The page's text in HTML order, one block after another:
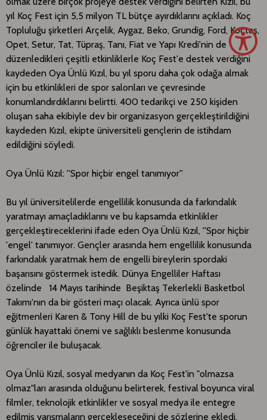
yıl Koç Fest için 5,5 milyon TL bütçe ayırdıklarını açıkladı. Koç
Topluluğu şirketleri Arçelik, Aygaz, Beko, Grundig, Ford, Koçtaş,
Opet, Setur, Tat, Tüpraş, Tanı, Fiat ve Yapı Kredi'nin de
düzenledikleri çeşitli etkinliklerle Koç Fest'e destek verdiğini
kaydeden Oya Ünlü Kızıl, bu yıl sporu daha çok odağa almak
için bu etkinlikleri de spor salonları ve çevresinde
konumlandırdıklarını belirtti. 400 tedarikçi ve 250 kişiden
oluşan saha ekibiyle dev bir organizasyon gerçekleştirildiğini
kaydeden Kızıl, ekipte üniversiteli gençlerin de istihdam
edildiğini söyledi.​
Oya Ünlü Kızıl: ''Spor hiçbir engel tanımıyor''
Bu yıl üniversitelilerde engellilik konusunda da farkındalık
yaratmayı amaçladıklarını ve bu kapsamda etkinlikler
gerçekleştireceklerini ifade eden Oya Ünlü Kızıl, ''Spor hiçbir
'engel' tanımıyor. Gençler arasında hem engellilik konusunda
farkındalık yaratmak hem de engelli bireylerin spordaki
başarısını göstermek istedik. Dünya Engelliler Haftası
özelinde 14 Mayıs tarihinde Beşiktaş Tekerlekli Basketbol
Takımı'nın da bir gösteri maçı olacak. Ayrıca ünlü spor
eğitmenleri Karen & Tony Hill de bu yılki Koç Fest'te sporun
günlük hayattaki önemi ve sağlıklı beslenme konusunda
öğrenciler ile buluşacak.​
Oya Ünlü Kızıl, sosyal medyanın da Koç Fest'in "olmazsa
olmaz"ları arasında olduğunu belirterek, festival boyunca viral
filmler, teknolojik etkinlikler ve sosyal medya ile entegre
edilmiş yarışmaların gerçekleşeceğini de sözlerine ekledi.